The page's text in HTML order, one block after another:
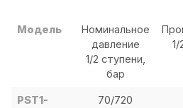
Модель
Номинальное
давление
1/2 ступени,
бар
PST1-
70/720